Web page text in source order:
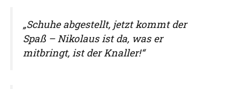
„Schuhe abgestellt, jetzt kommt der
Spaß – Nikolaus ist da, was er
mitbringt, ist der Knaller!“